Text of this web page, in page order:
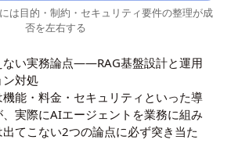
は目的・制約・セキュリティ要件の整理が成
否を左右する
ない実務論点――RAG基盤設計と運用
対処
能・料金・セキュリティといった導
実際にAIエージェントを業務に組み
てこない2つの論点に必ず突き当た